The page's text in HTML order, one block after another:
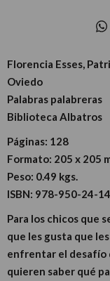
Florencia Esses,
Oviedo
Palabras palabreras
Biblioteca Albatros
Páginas: 128
Formato: 205 x 205
Peso: 0.49 kgs.
ISBN: 978-950-24-
Para los chicos que
que les gusta que
enfrentar el desafío
quieren saber qué